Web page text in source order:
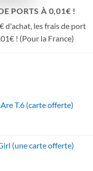
PORTS À 0,01€ !
d'achat, les frais de port
! (Pour la France)
T.6 (carte offerte)
(une carte offerte)